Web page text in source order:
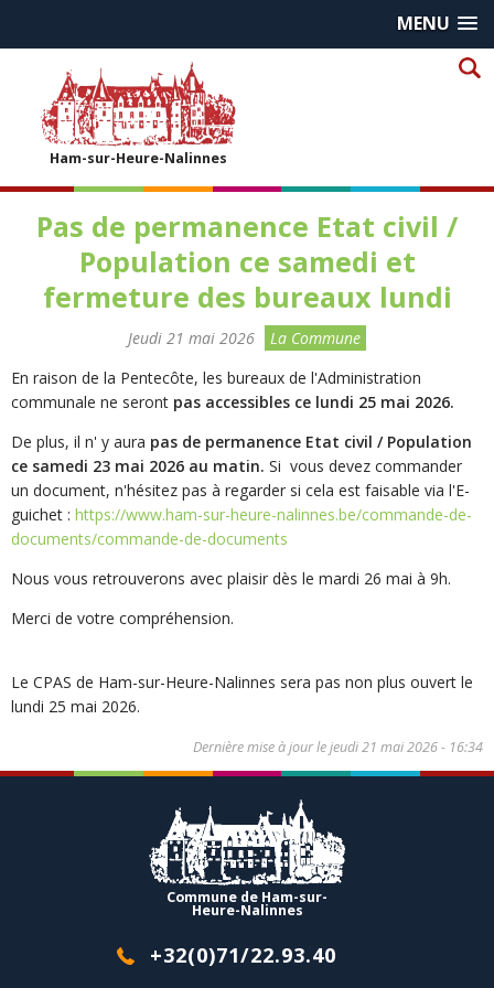
MENU
Ham-sur-Heure-Nalinnes
Pas de permanence Etat civil /
Population ce samedi et
fermeture des bureaux lundi
Jeudi 21 mai 2026
La Commune
En raison de la Pentecôte, les bureaux de l'Administration
communale ne seront pas accessibles ce lundi 25 mai 2026.
De plus, il n' y aura pas de permanence Etat civil / Population
ce samedi 23 mai 2026 au matin. Si vous devez commander
un document, n'hésitez pas à regarder si cela est faisable via l'E-
guichet : https://www.ham-sur-heure-nalinnes.be/commande-de-
documents/commande-de-documents
Nous vous retrouverons avec plaisir dès le mardi 26 mai à 9h.
Merci de votre compréhension.
Le CPAS de Ham-sur-Heure-Nalinnes sera pas non plus ouvert le
lundi 25 mai 2026.
Dernière mise à jour lejeudi 21 mai 2026 - 16:34
Commune de Ham-sur-
Heure-Nalinnes
+32(0)71/22.93.40